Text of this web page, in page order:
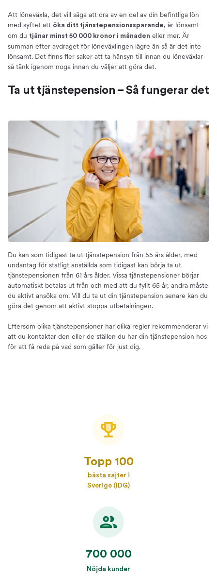
Att löneväxla, det vill säga att dra av en del av din befintliga lön
med syftet att öka ditt tjänstepensionssparande, är lönsamt
om du tjänar minst 50 000 kronor i månaden eller mer. Är
summan efter avdraget för löneväxlingen lägre än så är det inte
lönsamt. Det finns fler saker att ta hänsyn till innan du löneväxlar
så tänk igenom noga innan du väljer att göra det.
Ta ut tjänstepension – Så fungerar det
Du kan som tidigast ta ut tjänstepension från 55 års ålder, med
undantag för statligt anställda som tidigast kan börja ta ut
tjänstepensionen från 61 års ålder. Vissa tjänstepensioner börjar
automatiskt betalas ut från och med att du fyllt 65 år, andra måste
du aktivt ansöka om. Vill du ta ut din tjänstepension senare kan du
göra det genom att aktivt stoppa utbetalningen.
Eftersom olika tjänstepensioner har olika regler rekommenderar vi
att du kontaktar den eller de ställen du har din tjänstepension hos
för att få reda på vad som gäller för just dig.
Topp 100
bästa sajter i
Sverige (IDG)
700 000
Nöjda kunder